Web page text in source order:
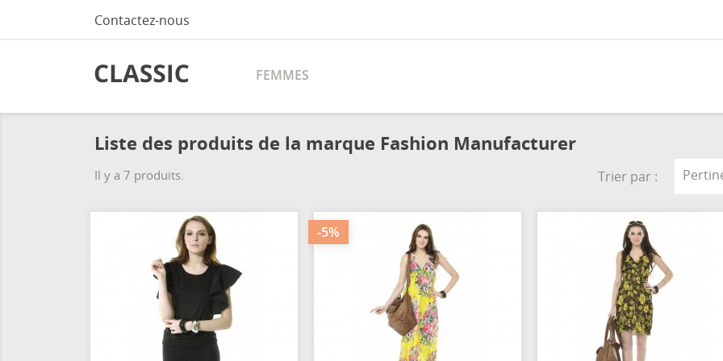
Contactez-nous
FEMMES
Liste des produits de la marque Fashion Manufacturer
Il y a 7 produits. Trier par :
-5%